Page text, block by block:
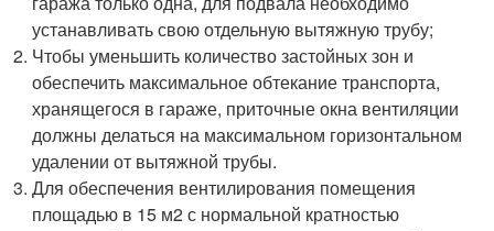
устанавливать свою отдельную вытяжную трубу;
Чтобы уменьшить количество застойных зон и
обеспечить максимальное обтекание транспорта,
хранящегося в гараже, приточные окна вентиляции
должны делаться на максимальном горизонтальном
удалении от вытяжной трубы.
Для обеспечения вентилирования помещения
площадью в 15 м2 с нормальной кратностью